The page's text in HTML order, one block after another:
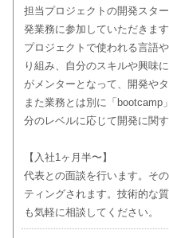
担当プロジェクトの開発スタ
発業務に参加していただきます
プロジェクトで使われる言語
り組み、自分のスキルや興味
がメンターとなって、開発や
また業務とは別に「bootcamp
分のレベルに応じて開発に関
【入社1ヶ月半〜】
代表との面談を行います。そ
ティングされます。技術的な
も気軽に相談してください。